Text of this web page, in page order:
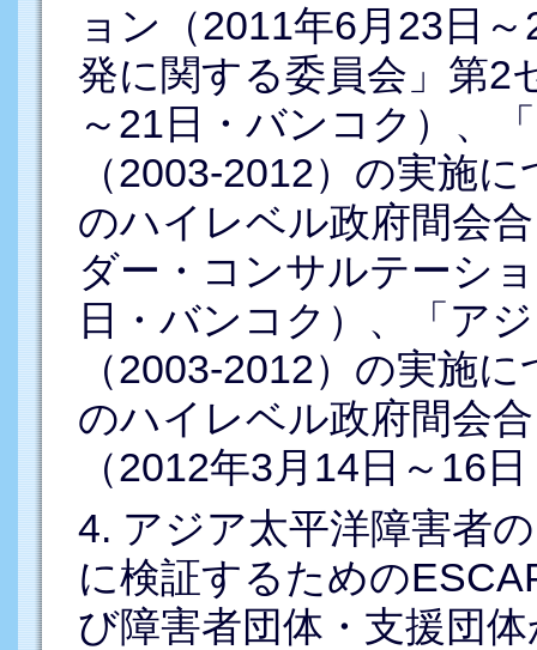
ョン（2011年6月23日
発に関する委員会」第2
～21日・バンコク）、
（2003-2012）の実施
のハイレベル政府間会
ダー・コンサルテーシ
日・バンコク）、「ア
（2003-2012）の実施
のハイレベル政府間会
（2012年3月14日～16
4. アジア太平洋障害者
に検証するための
び障害者団体・支援団